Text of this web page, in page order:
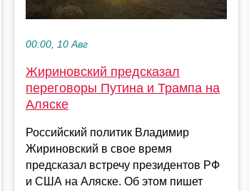
00:00, 10 Авг
Жириновский предсказал
переговоры Путина и Трампа на
Аляске
Российский политик Владимир
Жириновский в свое время
предсказал встречу президентов РФ
и США на Аляске. Об этом пишет